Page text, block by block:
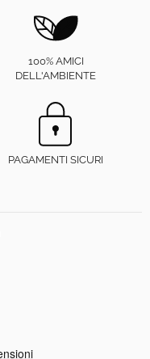
100% AMICI
DELL'AMBIENTE
PAGAMENTI SICURI